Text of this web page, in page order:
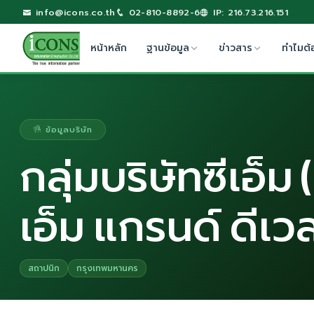
info@icons.co.th 02-810-8892-6 IP: 216.73.216.151
หน้าหลัก ฐานข้อมูล ข่าวสาร ทำไมต้
ข้อมูลบริษัท
กลุ่มบริษัทซีเอ็ม
เอ็ม แกรนด์ ดีเ
สถาปนิก กรุงเทพมหานคร